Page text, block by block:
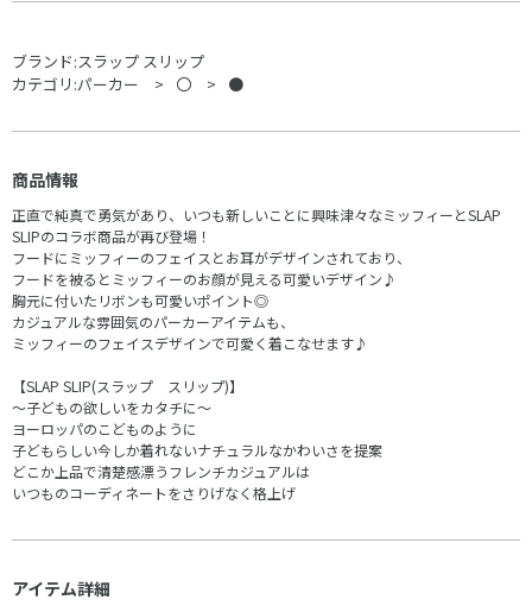
ブランド:スラップ スリップ
カテゴリ:パーカー 〇 ●
商品情報
正直で純真で勇気があり、いつも新しいことに興味津々なミッフィーとSLAP
SLIPのコラボ商品が再び登場！
フードにミッフィーのフェイスとお耳がデザインされており、
フードを被るとミッフィーのお顔が見える可愛いデザイン♪
胸元に付いたリボンも可愛いポイント◎
カジュアルな雰囲気のパーカーアイテムも、
ミッフィーのフェイスデザインで可愛く着こなせます♪
【SLAP SLIP(スラップ スリップ)】
～子どもの欲しいをカタチに～
ヨーロッパのこどものように
子どもらしい今しか着れないナチュラルなかわいさを提案
どこか上品で清楚感漂うフレンチカジュアルは
いつものコーディネートをさりげなく格上げ
アイテム詳細